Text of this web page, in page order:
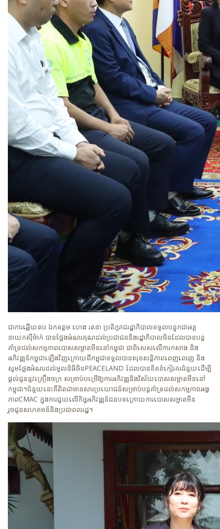
ជាការឆ្លើយតប ឯកឧត្តម ហេង រតនា ប្រតិភូរាជរដ្ឋាភិបាលទទួលបន្ទុកជាអគ្គ
នាយកស៊ីម៉ាក់ បានថ្លែងអំណរគុណដល់ប្រជាជននិងរដ្ឋាភិបាលចិនដែលបានបន្ត
គាំទ្រដល់សកម្មភាពបោសសម្អាតមីននៅកម្ពុជា ជាពិសេសលើការកសាង និង
អភិវឌ្ឍន៍កម្ពុជាឡើងវិញក្រោយពីកម្ពុជាទទួលបានសុខសន្តិភាពពេញលេញ និង
សូមថ្លែងអំណរដល់មូលនិធិចិនPEACELAND ដែលបានខិតខំកៀរគរជំនួយដើម្បី
ផ្តល់ជូននូវគ្រឿងចក្រ សម្រាប់បម្រើឱ្យការអភិវឌ្ឍនិងវិស័យបោសសម្អាតមីននៅ
កម្ពុជា។ជំនួយនេះគឺពិតជាមានសារប្រយោជន៍​សម្រាប់បន្តគាំទ្រដល់សកម្មភាពអង្គ
ភាពCMAC ក្នុងការជួយលើកិច្ចអភិវឌ្ឍន៍ជនបទ​ក្រោយការបោសសម្អាតមីន
រួចជូនសហគមន៍និងប្រជាពលរដ្ឋ។